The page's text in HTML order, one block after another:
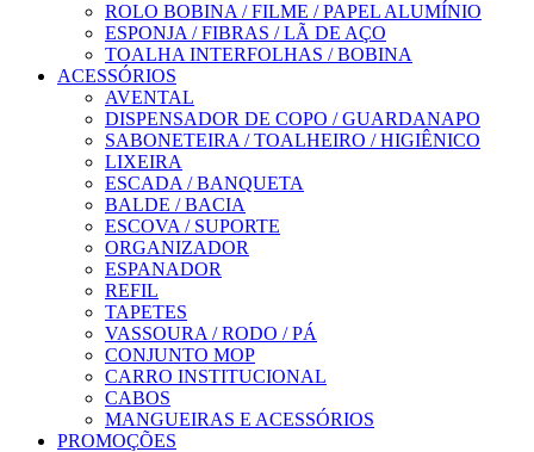
ROLO BOBINA / FILME / PAPEL ALUMÍNIO
ESPONJA / FIBRAS / LÃ DE AÇO
TOALHA INTERFOLHAS / BOBINA
ACESSÓRIOS
AVENTAL
DISPENSADOR DE COPO / GUARDANAPO
SABONETEIRA / TOALHEIRO / HIGIÊNICO
LIXEIRA
ESCADA / BANQUETA
BALDE / BACIA
ESCOVA / SUPORTE
ORGANIZADOR
ESPANADOR
REFIL
TAPETES
VASSOURA / RODO / PÁ
CONJUNTO MOP
CARRO INSTITUCIONAL
CABOS
MANGUEIRAS E ACESSÓRIOS
PROMOÇÕES